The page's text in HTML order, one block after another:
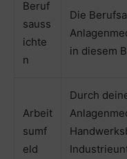
Beruf
sauss
ichte
n
Die
in diesem
Arbeit
sumf
eld
Durch